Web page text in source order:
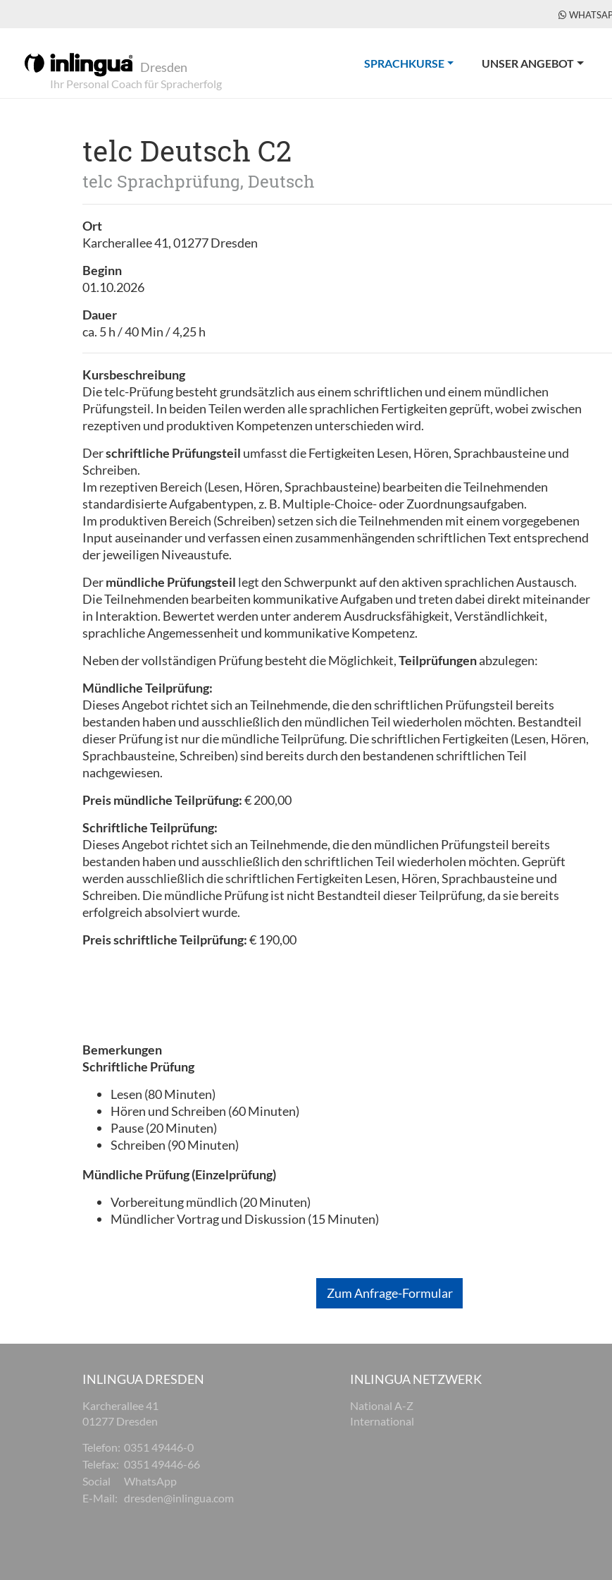
Dresden SPRACHKURSE(CURRENT)UNSER ANGEBOT
telc Deutsch C2
telc Sprachprüfung, Deutsch
Ort
Karcherallee 41, 01277 Dresden
Beginn
01.10.2026
Dauer
ca. 5 h / 40 Min / 4,25 h
Kursbeschreibung
Die telc-Prüfung besteht grundsätzlich aus einem schriftlichen und einem mündlichen
Prüfungsteil. In beiden Teilen werden alle sprachlichen Fertigkeiten geprüft, wobei zwischen
rezeptiven und produktiven Kompetenzen unterschieden wird.
Derschriftliche Prüfungsteil umfasst die Fertigkeiten Lesen, Hören, Sprachbausteine und
Schreiben.
Im rezeptiven Bereich (Lesen, Hören, Sprachbausteine) bearbeiten die Teilnehmenden
standardisierte Aufgabentypen, z. B. Multiple-Choice- oder Zuordnungsaufgaben.
Im produktiven Bereich (Schreiben) setzen sich die Teilnehmenden mit einem vorgegebenen
Input auseinander und verfassen einen zusammenhängenden schriftlichen Text entsprechend
der jeweiligen Niveaustufe.
Dermündliche Prüfungsteil legt den Schwerpunkt auf den aktiven sprachlichen Austausch.
Die Teilnehmenden bearbeiten kommunikative Aufgaben und treten dabei direkt miteinander
in Interaktion. Bewertet werden unter anderem Ausdrucksfähigkeit, Verständlichkeit,
sprachliche Angemessenheit und kommunikative Kompetenz.
Neben der vollständigen Prüfung besteht die Möglichkeit,Teilprüfungenabzulegen:
Mündliche Teilprüfung:
Dieses Angebot richtet sich an Teilnehmende, die den schriftlichen Prüfungsteil bereits
bestanden haben und ausschließlich den mündlichen Teil wiederholen möchten. Bestandteil
dieser Prüfung ist nur die mündliche Teilprüfung. Die schriftlichen Fertigkeiten (Lesen, Hören,
Sprachbausteine, Schreiben) sind bereits durch den bestandenen schriftlichen Teil
nachgewiesen.
Preis mündliche Teilprüfung:€ 200,00
Schriftliche Teilprüfung:
Dieses Angebot richtet sich an Teilnehmende, die den mündlichen Prüfungsteil bereits
bestanden haben und ausschließlich den schriftlichen Teil wiederholen möchten. Geprüft
werden ausschließlich die schriftlichen Fertigkeiten Lesen, Hören, Sprachbausteine und
Schreiben. Die mündliche Prüfung ist nicht Bestandteil dieser Teilprüfung, da sie bereits
erfolgreich absolviert wurde.
Preis schriftliche Teilprüfung:€ 190,00
Bemerkungen
Schriftliche Prüfung
Lesen (80 Minuten)
Hören und Schreiben (60 Minuten)
Pause (20 Minuten)
Schreiben (90 Minuten)
Mündliche Prüfung (Einzelprüfung)
Vorbereitung mündlich (20 Minuten)
Mündlicher Vortrag und Diskussion (15 Minuten)
Zum Anfrage-Formular
INLINGUA DRESDEN
Karcherallee 41
01277 Dresden
Telefon: 0351 49446-0
Telefax: 0351 49446-66
Social
WhatsApp
E-Mail: dresden@inlingua.com
INLINGUA NETZWERK
National A-Z
International